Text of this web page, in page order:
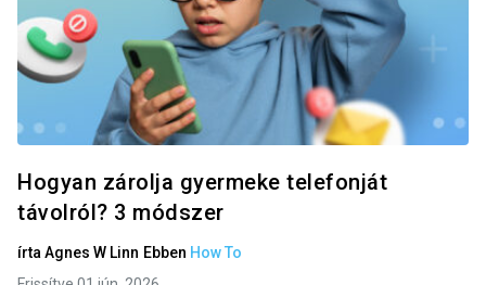
Hogyan zárolja gyermeke telefonját
távolról? 3 módszer
írtaAgnes W Linn Ebben How To